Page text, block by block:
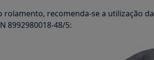
rolamento, recomenda-se a utilização
8992980018-48/5: